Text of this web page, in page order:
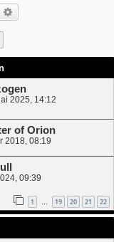
Suche
2025, 14:12
of Orion
2018, 08:19
09:39
1 19 20 21 22